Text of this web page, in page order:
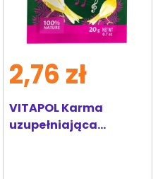
VITAPOL Karma
uzupełniająca
2,76 zł